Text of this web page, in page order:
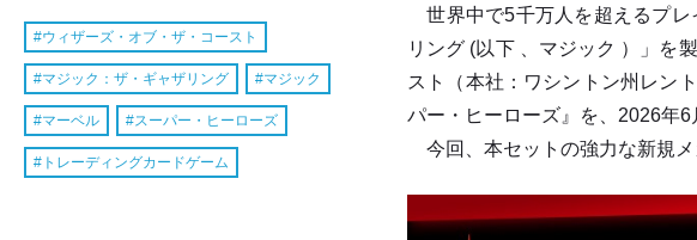
ウィザーズ・オブ・ザ・コースト
マジック：ザ・ギャザリング マジック
マーベル スーパー・ヒーローズ
トレーディングカードゲーム
世界中で5千万人を超えるプレ
リング (以下 、マジック ）」を
スト（本社：ワシントン州レン
パー・ヒーローズ』を、2026年
今回、本セットの強力な新規メ